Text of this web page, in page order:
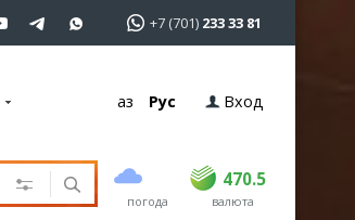
+7 (701) 233 33 81
Қаз Рус Вход
погода
470.5
USD 468.5 470.5
EUR валюта